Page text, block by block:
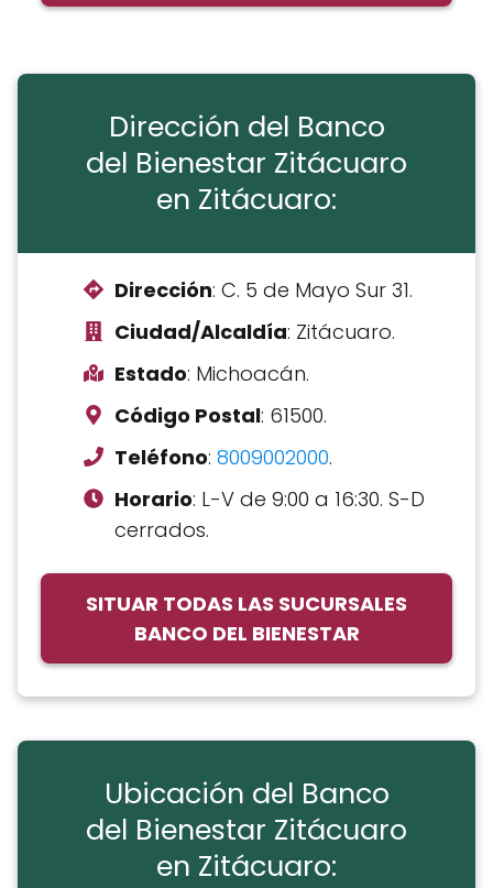
Dirección del Banco
del Bienestar Zitácuaro
en Zitácuaro:
Dirección: C. 5 de Mayo Sur 31.
Ciudad/Alcaldía: Zitácuaro.
Estado: Michoacán.
Código Postal: 61500.
Teléfono: 8009002000.
Horario: L-V de 9:00 a 16:30. S-D
cerrados.
SITUAR TODAS LAS SUCURSALES
BANCO DEL BIENESTAR
Ubicación del Banco
del Bienestar Zitácuaro
en Zitácuaro: